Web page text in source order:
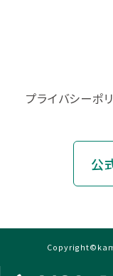
公
プライバシーポ